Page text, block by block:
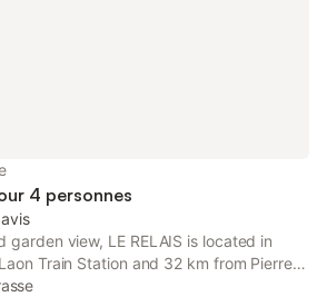
également profiter de la salle de
sur
4 personnes
garden view, LE RELAIS is located in
Train Station and 32 km from Pierre
property offers access to a terrace, free